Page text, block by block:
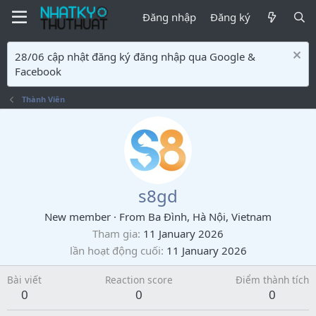
Đăng nhập Đăng ký
28/06 cập nhật đăng ký đăng nhập qua Google &
Facebook
Thành Viên
s8gd
New member · From Ba Đình, Hà Nội, Vietnam
Tham gia 11 January 2026
lần hoạt động cuối 11 January 2026
Bài viết
0
Reaction score
0
Điểm thành tích
0